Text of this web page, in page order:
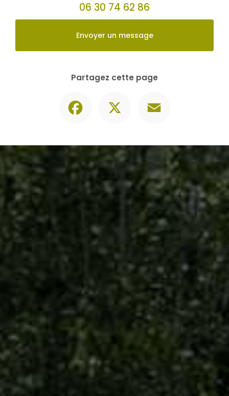
06 30 74 62 86
Envoyer un message
Partagez cette page